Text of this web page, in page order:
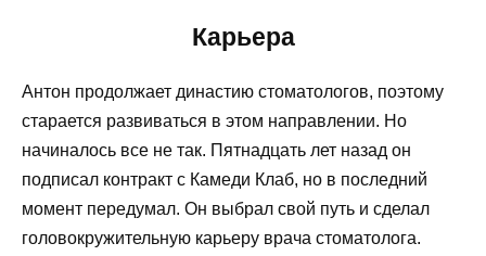
Карьера
Антон продолжает династию стоматологов, поэтому
старается развиваться в этом направлении. Но
начиналось все не так. Пятнадцать лет назад он
подписал контракт с Камеди Клаб, но в последний
момент передумал. Он выбрал свой путь и сделал
головокружительную карьеру врача стоматолога.